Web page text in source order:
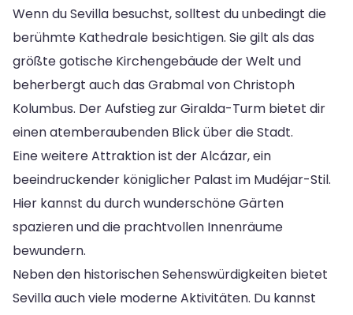
Wenn du Sevilla besuchst, solltest du unbedingt die
berühmte Kathedrale besichtigen. Sie gilt als das
größte gotische Kirchengebäude der Welt und
beherbergt auch das Grabmal von Christoph
Kolumbus. Der Aufstieg zur Giralda-Turm bietet dir
einen atemberaubenden Blick über die Stadt.
Eine weitere Attraktion ist der Alcázar, ein
beeindruckender königlicher Palast im Mudéjar-Stil.
Hier kannst du durch wunderschöne Gärten
spazieren und die prachtvollen Innenräume
bewundern.
Neben den historischen Sehenswürdigkeiten bietet
Sevilla auch viele moderne Aktivitäten. Du kannst